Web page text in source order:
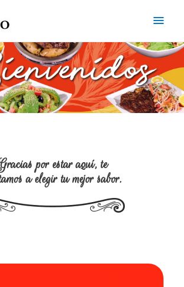
por estar aquí, te
a elegir tu mejor sabor.